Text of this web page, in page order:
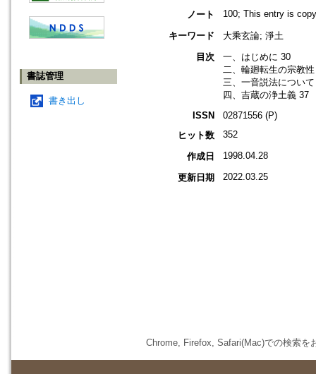
書誌管理
書き出し
ノート
100; This entry is
キーワード
大乘玄論; 淨土
目次
一、はじめに 30
二、輪廻転生の宗教
三、一音説法につい
四、吉蔵の浄土義 37
ISSN
02871556 (P)
ヒット数
352
作成日 1998.04.28
更新日期 2022.03.25
Chrome, Firefox, Safari(Mac)での検索を